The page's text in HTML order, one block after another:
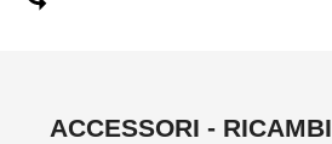
ACCESSORI - RICAMBI